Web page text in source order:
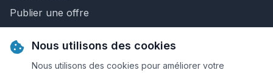
Publier une offre
Nous contacter
Nous utilisons des cookies
Nous utilisons des cookies pour améliorer votre